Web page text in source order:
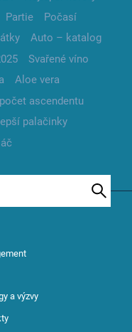
Partie
Počasí
Auto – katalog
Svařené víno
Aloe vera
ascendentu
palačinky
a výzvy